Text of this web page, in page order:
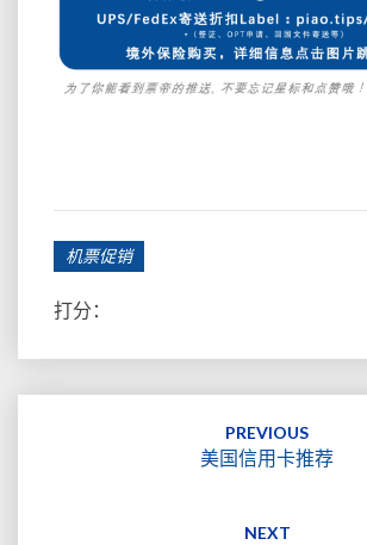
机票促销
打分：
PREVIOUS
美国信用卡推荐
NEXT